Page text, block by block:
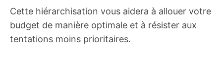
Cette hiérarchisation vous aidera à allouer votre
budget de manière optimale et à résister aux
tentations moins prioritaires.